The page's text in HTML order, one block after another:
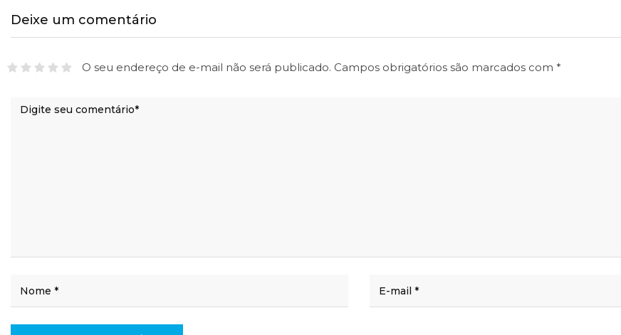
Deixe um comentário
O seu endereço de e-mail não será publicado. Campos obrigatórios são marcados com *